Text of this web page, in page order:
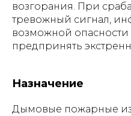
возгорания. При
тревожный сигнал,
возможной опасности
предпринять
Назначение
Дымовые пожарные